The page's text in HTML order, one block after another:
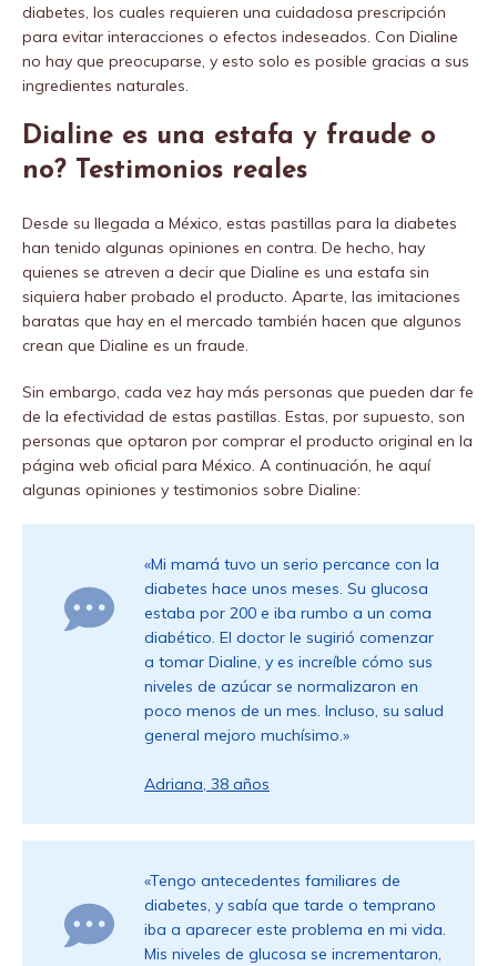
diabetes, los cuales requieren una cuidadosa prescripción
para evitar interacciones o efectos indeseados. Con Dialine
no hay que preocuparse, y esto solo es posible gracias a sus
ingredientes naturales.
Dialine es una estafa y fraude o
no? Testimonios reales
Desde su llegada a México, estas pastillas para la diabetes
han tenido algunas opiniones en contra. De hecho, hay
quienes se atreven a decir que Dialine es una estafa sin
siquiera haber probado el producto. Aparte, las imitaciones
baratas que hay en el mercado también hacen que algunos
crean que Dialine es un fraude.
Sin embargo, cada vez hay más personas que pueden dar fe
de la efectividad de estas pastillas. Estas, por supuesto, son
personas que optaron por comprar el producto original en la
página web oficial para México. A continuación, he aquí
algunas opiniones y testimonios sobre Dialine:
«Mi mamá tuvo un serio percance con la
diabetes hace unos meses. Su glucosa
estaba por 200 e iba rumbo a un coma
diabético. El doctor le sugirió comenzar
a tomar Dialine, y es increíble cómo sus
niveles de azúcar se normalizaron en
poco menos de un mes. Incluso, su salud
general mejoro muchísimo.»
Adriana, 38 años
«Tengo antecedentes familiares de
diabetes, y sabía que tarde o temprano
iba a aparecer este problema en mi vida.
Mis niveles de glucosa se incrementaron,